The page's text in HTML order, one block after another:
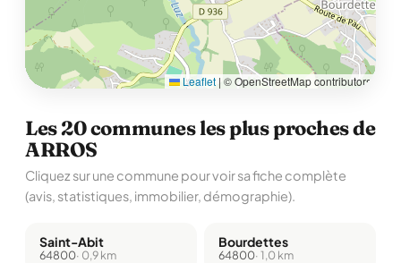
Leaflet | © OpenStreetMap contributors
Les 20 communes les plus proches de
ARROS
Cliquez sur une commune pour voir sa fiche complète
(avis, statistiques, immobilier, démographie).
Saint-Abit
64800· 0,9 km
Bourdettes
64800· 1,0 km